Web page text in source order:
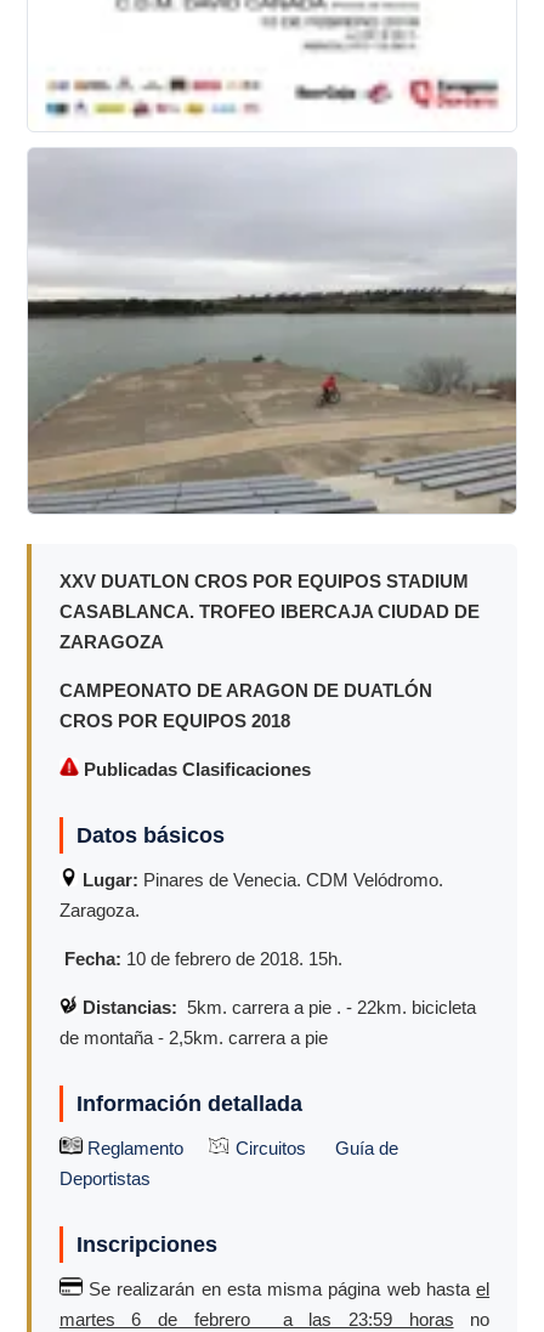
XXV DUATLON CROS POR EQUIPOS STADIUM
CASABLANCA. TROFEO IBERCAJA CIUDAD DE
ZARAGOZA
CAMPEONATO DE ARAGON DE DUATLÓN
CROS POR EQUIPOS 2018
Publicadas Clasificaciones
Datos básicos
Lugar: Pinares de Venecia. CDM Velódromo.
Zaragoza.
Fecha: 10 de febrero de 2018. 15h.
Distancias: 5km. carrera a pie . - 22km. bicicleta
de montaña - 2,5km. carrera a pie
Información detallada
Reglamento Circuitos
Guía de
Deportistas
Inscripciones
Se realizarán en esta misma página web hastael
martes 6 de febrero a las 23:59 horas no